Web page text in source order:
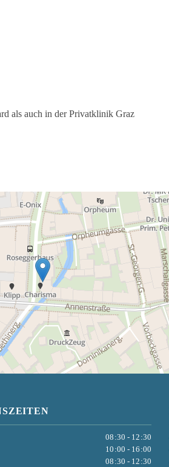
als auch in der Privatklinik Graz
08:30 - 12:30
10:00 - 16:00
08:30 - 12:30